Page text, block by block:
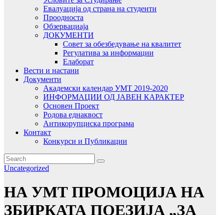
Евалуација од страна на студенти
Проодноста
Обзервациаја
ДОКУМЕНТИ
Совет за обезбедување на квалитет
Регулатива за информации
Елаборат
Вести и настани
Документи
Академски календар УМТ 2019-2020
ИНФОРМАЦИИ ОД ЈАВЕН КАРАКТЕР
Основен Проект
Родова еднаквост
Антикорупциска програма
Контакт
Конкурси и Публикации
Uncategorized
НА УМТ ПРОМОЦИЈА НА
ЗБИРКАТА ПОЕЗИЈА „ЗА